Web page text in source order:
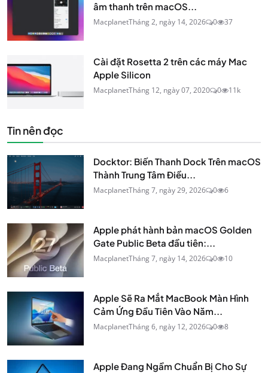
âm thanh trên macOS...
MacplanetTháng 2, ngày 14, 2026 0 37
Cài đặt Rosetta 2 trên các máy Mac
Apple Silicon
MacplanetTháng 12, ngày 07, 2020 0 11k
Tin nên đọc
Docktor: Biến Thanh Dock Trên macOS
Thành Trung Tâm Điều...
MacplanetTháng 7, ngày 29, 2026 0 6
Apple phát hành bản macOS Golden
Gate Public Beta đầu tiên:...
MacplanetTháng 7, ngày 14, 2026 0 10
Apple Sẽ Ra Mắt MacBook Màn Hình
Cảm Ứng Đầu Tiên Vào Năm...
MacplanetTháng 6, ngày 12, 2026 0 8
Apple Đang Ngầm Chuẩn Bị Cho Sự